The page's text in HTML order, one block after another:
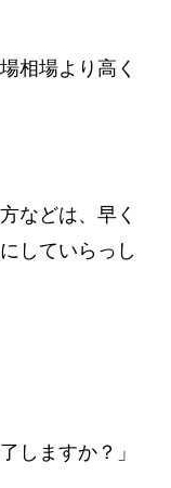
相場より高く
などは、早く
していらっし
しますか？」